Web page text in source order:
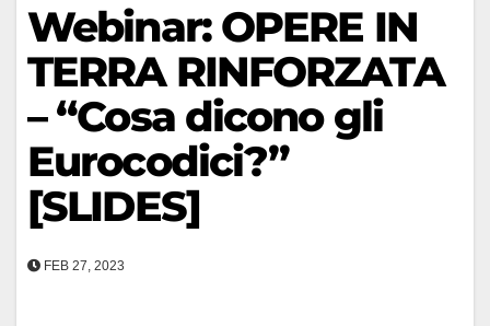
Webinar: OPERE IN
TERRA RINFORZATA
– “Cosa dicono gli
Eurocodici?”
[SLIDES]
FEB 27, 2023